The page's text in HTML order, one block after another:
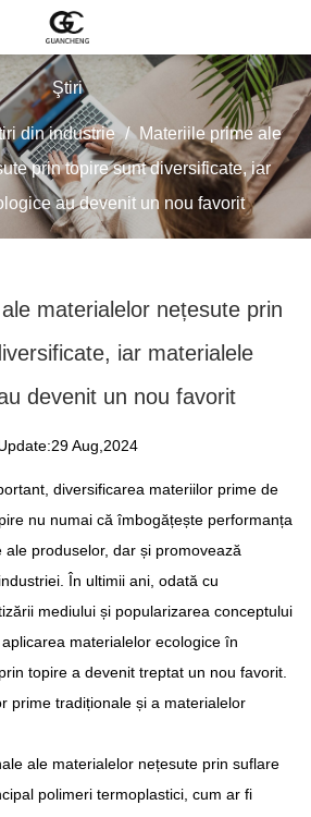
Ştiri
din industrie / Materiile prime ale
prin topire sunt diversificate, iar
au devenit un nou favorit
materialelor nețesute prin
iar materialele
devenit un nou favorit
Aug,2024
diversificarea materiilor prime de
nu numai că îmbogățește performanța
produselor, dar și promovează
În ultimii ani, odată cu
mediului și popularizarea conceptului
materialelor ecologice în
topire a devenit treptat un nou favorit.
prime tradiționale și a materialelor
ale materialelor nețesute prin suflare
polimeri termoplastici, cum ar fi